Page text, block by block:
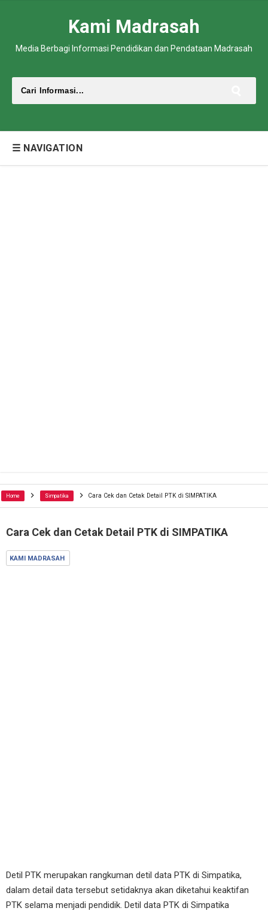
Kami Madrasah
Media Berbagi Informasi Pendidikan dan Pendataan Madrasah
☰ NAVIGATION
Home Simpatika Cara Cek dan Cetak Detail PTK di SIMPATIKA
Cara Cek dan Cetak Detail PTK di SIMPATIKA
KAMI MADRASAH
Detil PTK merupakan rangkuman detil data PTK di Simpatika,
dalam detail data tersebut setidaknya akan diketahui keaktifan
PTK selama menjadi pendidik. Detil data PTK di Simpatika